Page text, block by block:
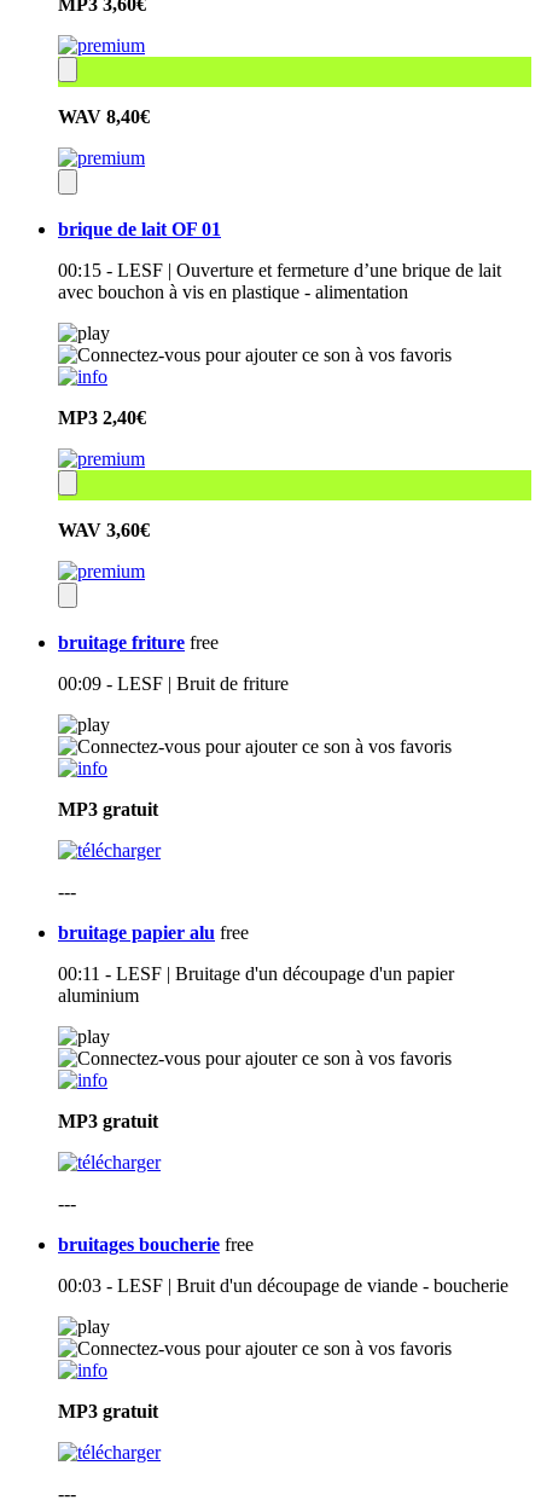
MP3 3,60€
WAV 8,40€
brique de lait OF 01
00:15 - LESF | Ouverture et fermeture d’une brique de lait
avec bouchon à vis en plastique - alimentation
MP3 2,40€
WAV 3,60€
bruitage friture free
00:09 - LESF | Bruit de friture
MP3 gratuit
---
bruitage papier alu free
00:11 - LESF | Bruitage d'un découpage d'un papier
aluminium
MP3 gratuit
---
bruitages boucherie free
00:03 - LESF | Bruit d'un découpage de viande - boucherie
MP3 gratuit
---